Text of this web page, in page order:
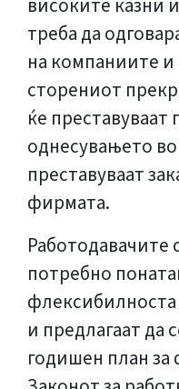
високите казни
треба да
на компаниите
сторениот
ќе преставуваат
однесувањето
преставуваат
фирмата.
Работодавачите
потребно
и предлагаат да
годишен план за